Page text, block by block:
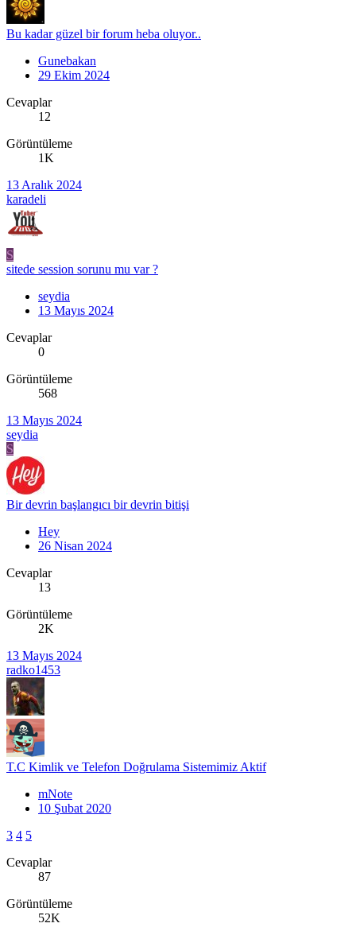
Bu kadar güzel bir forum heba oluyor..
Gunebakan
29 Ekim 2024
Cevaplar
12
Görüntüleme
1K
13 Aralık 2024
karadeli
S
sitede session sorunu mu var ?
seydia
13 Mayıs 2024
Cevaplar
0
Görüntüleme
568
13 Mayıs 2024
seydia
S
Bir devrin başlangıcı bir devrin bitişi
Hey
26 Nisan 2024
Cevaplar
13
Görüntüleme
2K
13 Mayıs 2024
radko1453
T.C Kimlik ve Telefon Doğrulama Sistemimiz Aktif
mNote
10 Şubat 2020
3 4 5
Cevaplar
87
Görüntüleme
52K